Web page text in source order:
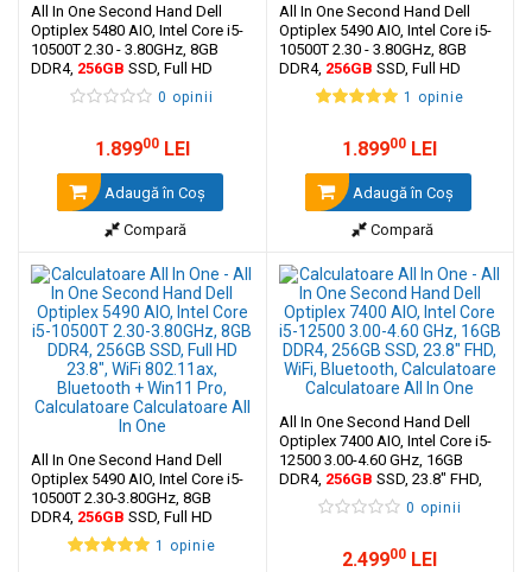
All In One Second Hand Dell
Optiplex 5480 AIO, Intel Core i5-
10500T 2.30 - 3.80GHz, 8GB
DDR4, 256GB SSD, Full HD
23.8", WiFi ‎802.11ax, Bluetooth,
Stand Universal
0 opinii
1.89900LEI
Adaugă în Coş
Compară
All In One Second Hand Dell
Optiplex 5490 AIO, Intel Core i5-
10500T 2.30 - 3.80GHz, 8GB
DDR4, 256GB SSD, Full HD
23.8", WiFi ‎802.11ax, Bluetooth,
Stand Universal
1 opinie
1.89900 LEI
Adaugă în Coş
Compară
All In One Second Hand Dell
Optiplex 5490 AIO, Intel Core i5-
10500T 2.30-3.80GHz, 8GB
DDR4, 256GB SSD, Full HD
23.8", WiFi ‎802.11ax, Bluetooth +
Win11 Pro
1 opinie
All In One Second Hand Dell
Optiplex 7400 AIO, Intel Core i5-
12500 3.00-4.60 GHz, 16GB
DDR4, 256GB SSD, 23.8" FHD,
WiFi, Bluetooth
0 opinii
2.49900 LEI